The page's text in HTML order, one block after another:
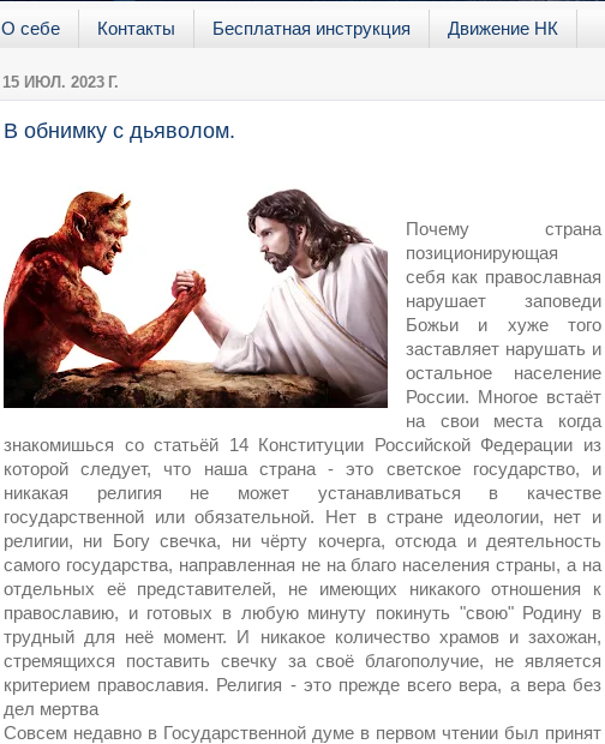
О себе Контакты Бесплатная инструкция Движение НК
15 ИЮЛ. 2023 Г.
В обнимку с дьяволом.
Почему страна
позиционирующая
себя как православная
нарушает заповеди
Божьи и хуже того
заставляет нарушать и
остальное население
России. Многое встаёт
на свои места когда
знакомишься со статьёй 14 Конституции Российской Федерации из
которой следует, что наша страна - это светское государство, и
никакая религия не может устанавливаться в качестве
государственной или обязательной. Нет в стране идеологии, нет и
религии, ни Богу свечка, ни чёрту кочерга, отсюда и деятельность
самого государства, направленная не на благо населения страны, а на
отдельных её представителей, не имеющих никакого отношения к
православию, и готовых в любую минуту покинуть "свою" Родину в
трудный для неё момент. И никакое количество храмов и захожан,
стремящихся поставить свечку за своё благополучие, не является
критерием православия. Религия - это прежде всего вера, а вера без
дел мертва
Совсем недавно в Государственной думе в первом чтении был принят